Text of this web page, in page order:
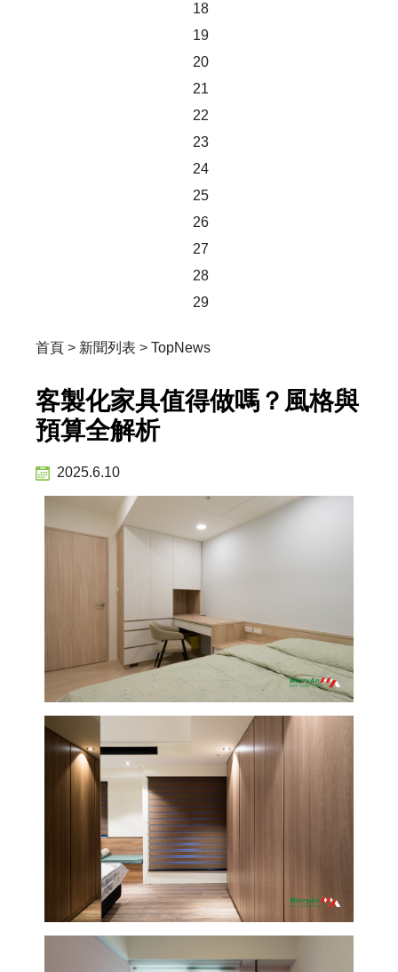
18
19
20
21
22
23
24
25
26
27
28
29
首頁 > 新聞列表 > TopNews
客製化家具值得做嗎？風格與
預算全解析
2025.6.10